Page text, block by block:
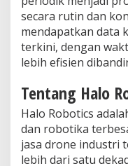
secara rutin dan
mendapatkan data
terkini, dengan
lebih efisien
Tentang Halo
Halo Robotics
dan robotika
jasa drone industri
lebih dari satu